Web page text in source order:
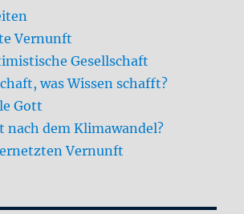
Vernunft
Gesellschaft
was Wissen schafft?
Gott
nach dem Klimawandel?
Vernunft